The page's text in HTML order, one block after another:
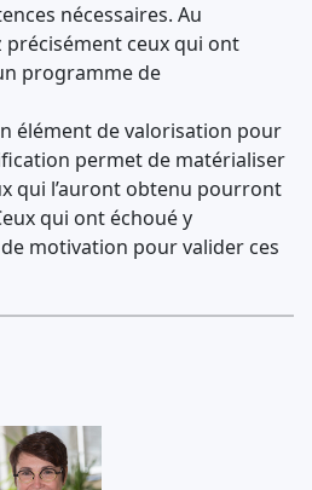
nécessaires. Au
ceux qui ont
programme de
élément de valorisation pour
permet de matérialiser
qui l’auront obtenu pourront
qui ont échoué y
motivation pour valider ces